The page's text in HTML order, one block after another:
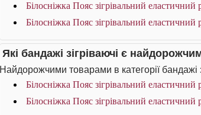
Білосніжка Пояс зігрівальний
Білосніжка Пояс зігрівальний
Які бандажі зігріваючі є
Найдорожчими товарами в категорії бандажі
Білосніжка Пояс зігрівальний
Білосніжка Пояс зігрівальний